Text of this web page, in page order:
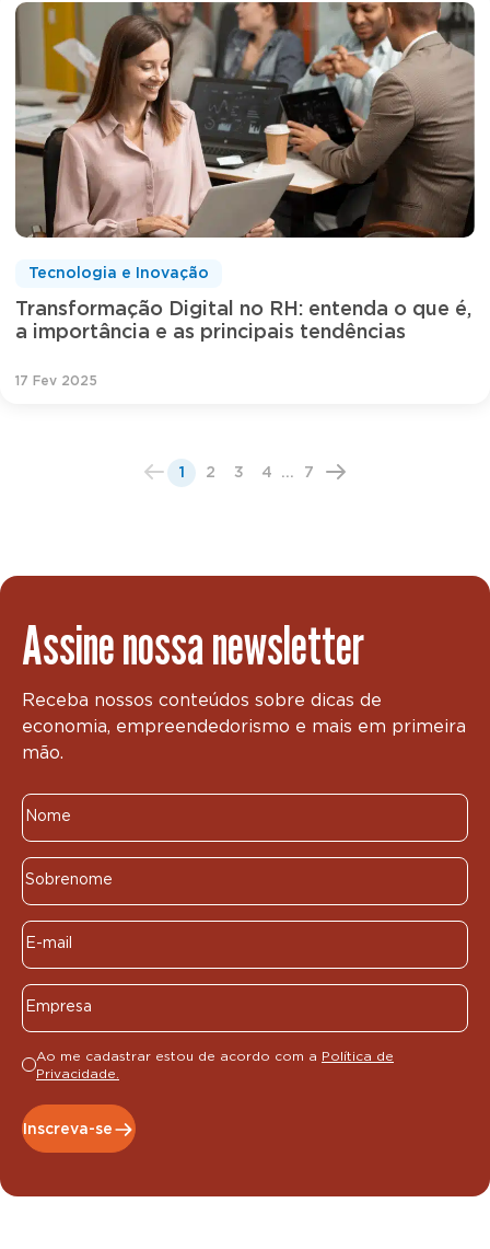
Transformação Digital no RH: entenda o que é,
a importância e as principais tendências
Tecnologia e Inovação
17 Fev 2025
1 2 3 4 ... 7
Assine nossa newsletter
Receba nossos conteúdos sobre dicas de
economia, empreendedorismo e mais em primeira
mão.
Ao me cadastrar estou de acordo com a Política de
Privacidade.
Inscreva-se